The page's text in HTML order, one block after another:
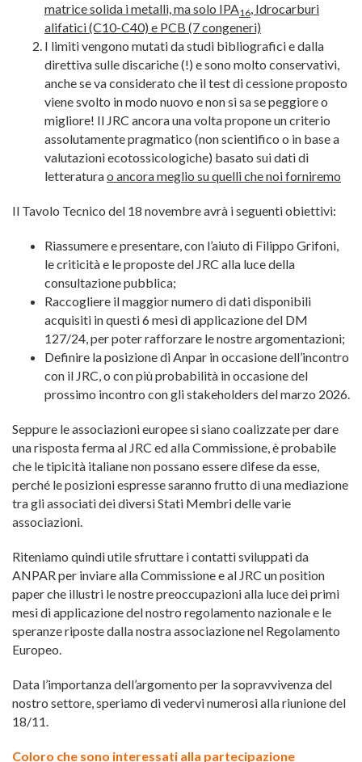
matrice solida i metalli, ma solo IPA16, Idrocarburi
alifatici (C10-C40) e PCB (7 congeneri)
I limiti vengono mutati da studi bibliografici e dalla
direttiva sulle discariche (!) e sono molto conservativi,
anche se va considerato che il test di cessione proposto
viene svolto in modo nuovo e non si sa se peggiore o
migliore! Il JRC ancora una volta propone un criterio
assolutamente pragmatico (non scientifico o in base a
valutazioni ecotossicologiche) basato sui dati di
letteraturao ancora meglio su quelli che noi forniremo
Il Tavolo Tecnico del 18 novembre avrà i seguenti obiettivi:
Riassumere e presentare, con l’aiuto di Filippo Grifoni,
le criticità e le proposte del JRC alla luce della
consultazione pubblica;
Raccogliere il maggior numero di dati disponibili
acquisiti in questi 6 mesi di applicazione del DM
127/24, per poter rafforzare le nostre argomentazioni;
Definire la posizione di Anpar in occasione dell’incontro
con il JRC, o con più probabilità in occasione del
prossimo incontro con gli stakeholders del marzo 2026.
Seppure le associazioni europee si siano coalizzate per dare
una risposta ferma al JRC ed alla Commissione, è probabile
che le tipicità italiane non possano essere difese da esse,
perché le posizioni espresse saranno frutto di una mediazione
tra gli associati dei diversi Stati Membri delle varie
associazioni.
Riteniamo quindi utile sfruttare i contatti sviluppati da
ANPAR per inviare alla Commissione e al JRC un position
paper che illustri le nostre preoccupazioni alla luce dei primi
mesi di applicazione del nostro regolamento nazionale e le
speranze riposte dalla nostra associazione nel Regolamento
Europeo.
Data l’importanza dell’argomento per la sopravvivenza del
nostro settore, speriamo di vedervi numerosi alla riunione del
18/11.
Coloro che sono interessati alla partecipazione